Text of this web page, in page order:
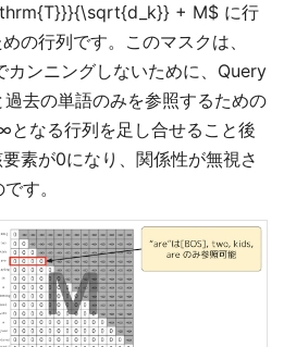
+ M$ に行
の行列です。このマスクは、
ンニングしないために、Query
去の単語のみを参照するための
となる行列を足し合せること後
素が0になり、関係性が無視さ
す。